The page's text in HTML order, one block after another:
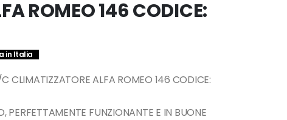
ROMEO 146 CODICE:
in Italia
CLIMATIZZATORE ALFA ROMEO 146 CODICE:
PERFETTAMENTE FUNZIONANTE E IN BUONE